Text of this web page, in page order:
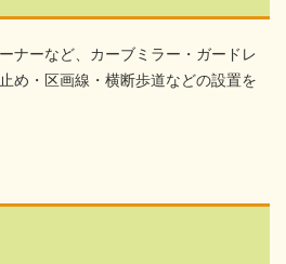
ナーなど、カーブミラー・ガードレ
め・区画線・横断歩道などの設置を